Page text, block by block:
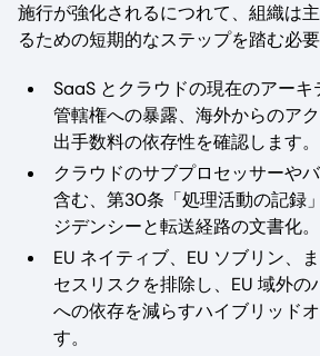
施行が強化されるにつれて、組織は
るための短期的なステップを踏む必
SaaS とクラウドの現在のアーキ
管轄権への暴露、海外からのア
出手数料の依存性を確認します。
クラウドのサブプロセッサーや
含む、第30条「処理活動の記録
ジデンシーと転送経路の文書化。
EU ネイティブ、EU ソブリン、
セスリスクを排除し、EU 域外の
への依存を減らすハイブリッド
す。